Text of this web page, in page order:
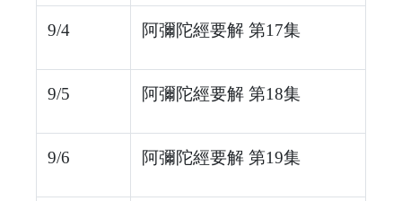
9/4 阿彌陀經要解 第17集
9/5 阿彌陀經要解 第18集
9/6 阿彌陀經要解 第19集